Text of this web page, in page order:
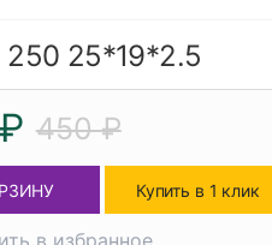
250 25*19*2.5
450 ₽
Купить в 1 клик
в избранное